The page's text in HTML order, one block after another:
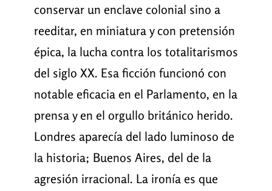
conservar un enclave colonial sino a
reeditar, en miniatura y con pretensión
épica, la lucha contra los totalitarismos
del siglo XX. Esa ficción funcionó con
notable eficacia en el Parlamento, en la
prensa y en el orgullo británico herido.
Londres aparecía del lado luminoso de
la historia; Buenos Aires, del de la
agresión irracional. La ironía es que